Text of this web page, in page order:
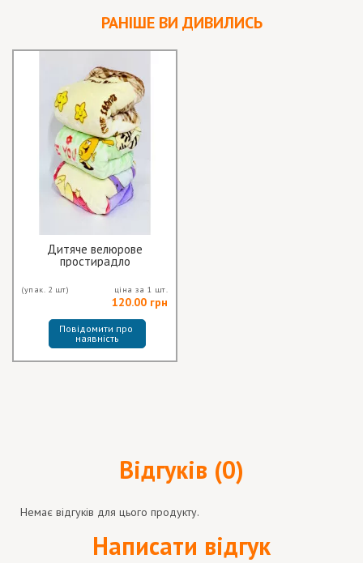
РАНІШЕ ВИ ДИВИЛИСЬ
Дитяче велюрове
простирадло
(упак. 2 шт) ціна за 1 шт.
120.00 грн
Повідомити про
наявність
Відгуків (0)
Немає відгуків для цього продукту.
Написати відгук